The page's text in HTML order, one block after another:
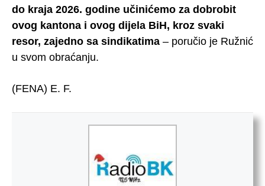
do kraja 2026. godine učinićemo za dobrobit
ovog kantona i ovog dijela BiH, kroz svaki
resor, zajedno sa sindikatima – poručio je Ružnić
u svom obraćanju.
(FENA) E. F.